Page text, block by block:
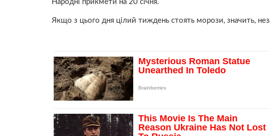
Народні прикмети на 20 січня.
Якщо з цього дня цілий тиждень стоять морози, значить,